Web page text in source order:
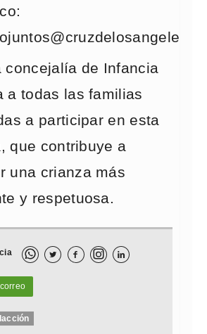
concejalía de Infancia
a todas las familias
a participar en esta
que contribuye a
una crianza más
y respetuosa.
  